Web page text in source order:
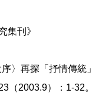
集刊》
〉再探「抒情傳統」
（2003.9）：1-32。